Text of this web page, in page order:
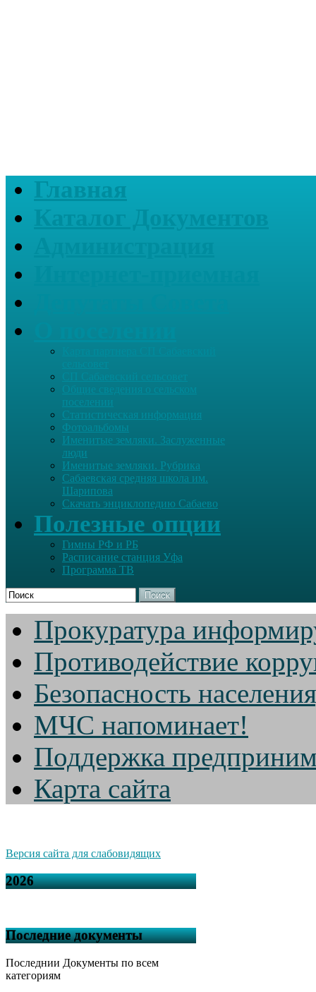
Главная
Общие сведения о сельском
поселении
Статистическая информация
Фотоальбомы
Именитые земляки. Заслуженные
люди
Именитые земляки. Рубрика
Сабаевская средняя школа им.
Шарипова
Скачать энциклопедию Сабаево
Полезные опции
Гимны РФ и РБ
Расписание станция Уфа
Программа ТВ
Поиск
Прокуратура
Противодействие
Безопасность
МЧС напоминает!
Поддержка
Карта сайта
Версия сайта для слабовидящих
2026
Последние документы
Последнии Документы по всем
категориям